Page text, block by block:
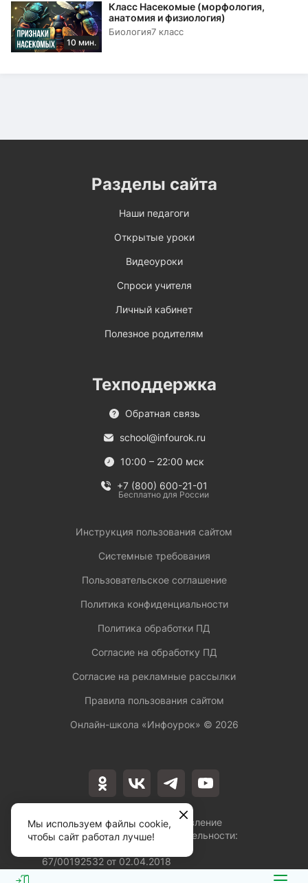
10 мин.
Класс Насекомые (морфология,
анатомия и физиология)
Биология7 класс
Лицензия на осуществление
образовательной деятельности:
67/00192532 от 02.04.2018
Разделы сайта
Наши педагоги
Открытые уроки
Видеоуроки
Спроси учителя
Личный кабинет
Полезное родителям
Техподдержка
Обратная связь
school@infourok.ru
10:00 – 22:00 мск
+7 (800) 600-21-01
Бесплатно для России
Инструкция пользования сайтом
Системные требования
Пользовательское соглашение
Политика конфиденциальности
Политика обработки ПД
Согласие на обработку ПД
Согласие на рекламные рассылки
Правила пользования сайтом
Онлайн-школа «Инфоурок» © 2026
Мы используем файлы cookie,
чтобы сайт работал лучше!